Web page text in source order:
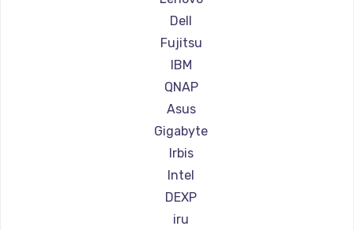
Заказать
Замена сигнальной лампы
1200 руб.
Заказать
Замена системной платы
1500 руб.
Заказать
Dell
Fujitsu
IBM
QNAP
Asus
Gigabyte
Irbis
Intel
DEXP
iru